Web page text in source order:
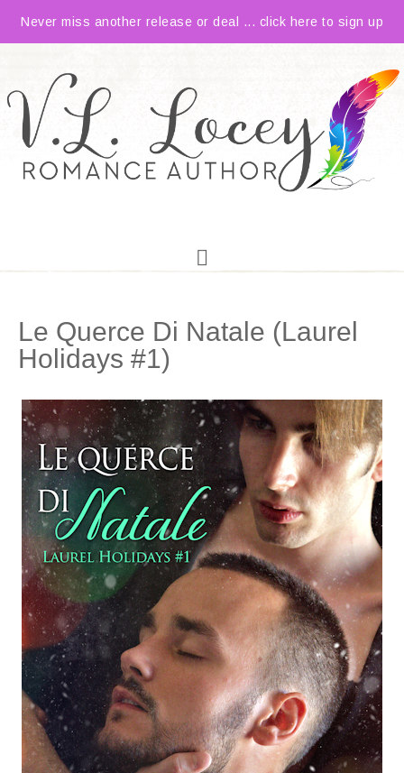
Never miss another release or deal ... click here to sign up
Le Querce Di Natale (Laurel
Holidays #1)